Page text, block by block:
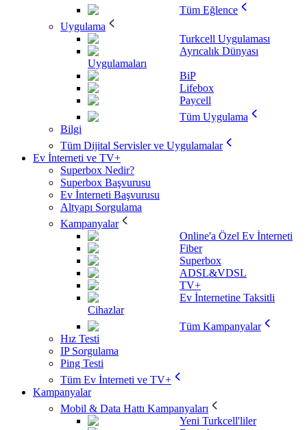
Tüm Eğlence
Uygulama
Turkcell Uygulaması
Ayrıcalık Dünyası
Uygulamaları
BiP
Lifebox
Paycell
Tüm Uygulama
Bilgi
Tüm Dijital Servisler ve Uygulamalar
Ev İnterneti ve TV+
Superbox Nedir?
Superbox Başvurusu
Ev İnterneti Başvurusu
Altyapı Sorgulama
Kampanyalar
Online'a Özel Ev İnterneti
Fiber
Superbox
ADSL&VDSL
TV+
Ev İnternetine Taksitli
Cihazlar
Tüm Kampanyalar
Hız Testi
IP Sorgulama
Ping Testi
Tüm Ev İnterneti ve TV+
Kampanyalar
Mobil & Data Hattı Kampanyaları
Yeni Turkcell'liler